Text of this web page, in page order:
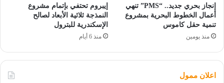
إنجاز بحري جديد.. “PMS” تنهي
أعمال الخطوط البحرية بمشروع
تنمية حقل كاموس
منذ يومين
إيبروم تحتفي بإتمام مشروع
النمذجة ثلاثية الأبعاد لصالح
الإسكندرية للبترول
منذ 6 أيام
اعلان ممول